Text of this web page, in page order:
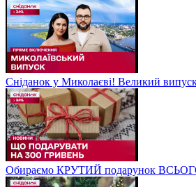
Сніданок у Миколаєві! Великий
Обираємо КРУТИЙ подарунок